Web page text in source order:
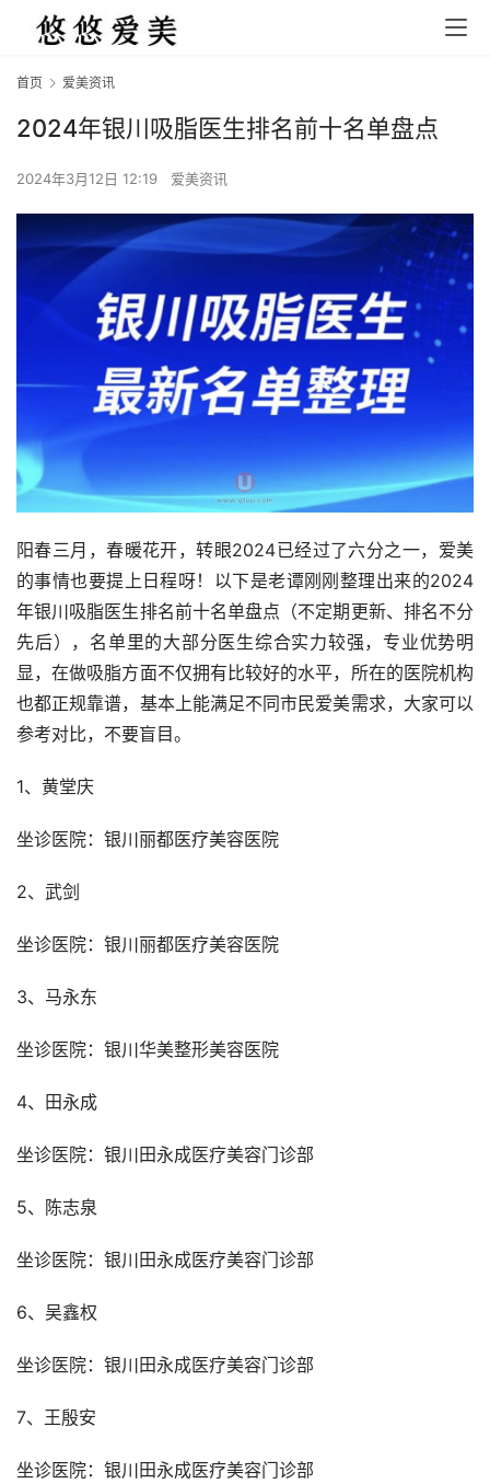
首页 爱美资讯
2024年银川吸脂医生排名前十名单盘点
2024年3月12日 12:19 爱美资讯
阳春三月，春暖花开，转眼2024已经过了六分之一，爱美
的事情也要提上日程呀！以下是老谭刚刚整理出来的2024
年银川吸脂医生排名前十名单盘点（不定期更新、排名不分
先后），名单里的大部分医生综合实力较强，专业优势明
显，在做吸脂方面不仅拥有比较好的水平，所在的医院机构
也都正规靠谱，基本上能满足不同市民爱美需求，大家可以
参考对比，不要盲目。
1、黄堂庆
坐诊医院：银川丽都医疗美容医院
2、武剑
坐诊医院：银川丽都医疗美容医院
3、马永东
坐诊医院：银川华美整形美容医院
4、田永成
坐诊医院：银川田永成医疗美容门诊部
5、陈志泉
坐诊医院：银川田永成医疗美容门诊部
6、吴鑫权
坐诊医院：银川田永成医疗美容门诊部
7、王殷安
坐诊医院：银川田永成医疗美容门诊部